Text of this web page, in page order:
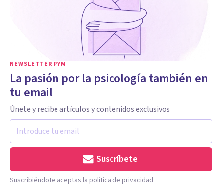
NEWSLETTER PYM
La pasión por la psicología también en
tu email
Únete y recibe artículos y contenidos exclusivos
Suscríbete
Suscribiéndote aceptas la política de privacidad